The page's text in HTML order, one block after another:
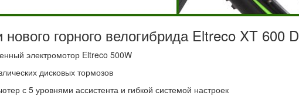
горного велогибрида Eltreco XT 600 D
электромотор Eltreco 500W
дисковых тормозов
с 5 уровнями ассистента и гибкой системой настроек